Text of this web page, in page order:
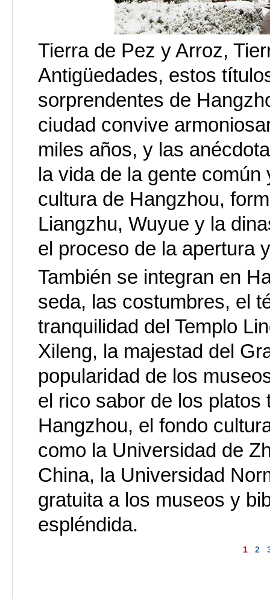
Tierra de Pez y Arroz,
Antigüedades, estos
sorprendentes de
ciudad convive
miles años, y las
la vida de la gente
cultura de Hangzhou,
Liangzhu, Wuyue y la
el proceso de la apertura
También se integran en
seda, las costumbres, el
tranquilidad del Templo
Xileng, la majestad del
popularidad de los
el rico sabor de los
Hangzhou, el fondo
como la Universidad de
China, la Universidad
gratuita a los museos y
espléndida.
1 2